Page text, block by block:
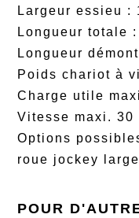
Largeur essieu :
Longueur totale :
Longueur
Poids chariot à
Charge utile
Vitesse maxi. 30
Options
roue jockey
POUR